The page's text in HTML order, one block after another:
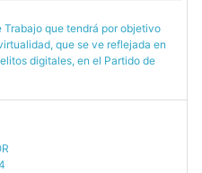
que tendrá por objetivo
que se ve reflejada en
digitales, en el Partido de